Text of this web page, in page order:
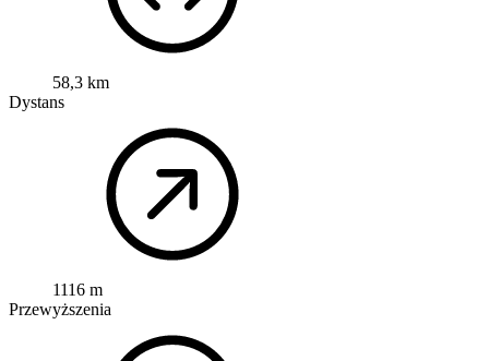
58,3 km
Dystans
1116 m
Przewyższenia